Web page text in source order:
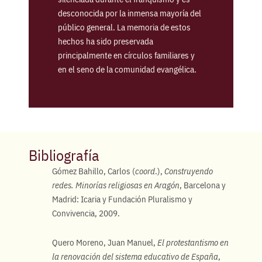
desconocida por la inmensa mayoría del
público general. La memoria de estos
hechos ha sido preservada
principalmente en círculos familiares y
en el seno de la comunidad evangélica.
Bibliografía
Gómez Bahillo, Carlos (coord.), Construyendo
redes. Minorías religiosas en Aragón, Barcelona y
Madrid: Icaria y Fundación Pluralismo y
Convivencia, 2009.
Quero Moreno, Juan Manuel, El protestantismo en
la renovación del sistema educativo de España,